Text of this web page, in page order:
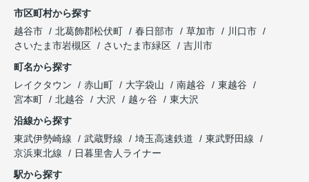
市区町村から探す
越谷市
北葛飾郡松伏町 春日部市 草加市
川口市
さいたま市岩槻区
さいたま市緑区
吉川市
町名から探す
レイクタウン
赤山町 大字袋山 南越谷
東越谷
宮本町
北越谷 大沢 越ヶ谷
東大沢
沿線から探す
東武伊勢崎線
武蔵野線 埼玉高速鉄道
東武野田線
京浜東北線
日暮里舎人ライナー
駅から探す